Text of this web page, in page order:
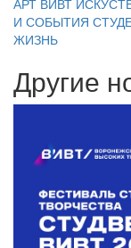
И СОБЫТИЯ
ЖИЗНЬ
Другие